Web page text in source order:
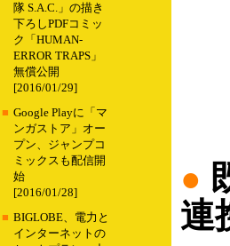
隊 S.A.C.」の描き
下ろしPDFコミッ
ク「HUMAN-
ERROR TRAPS」
無償公開
[2016/01/29]
■ Google Playに「マ
ンガストア」オー
プン、ジャンプコ
ミックスも配信開
始
[2016/01/28]
■ BIGLOBE、電力と
インターネットの
●
連